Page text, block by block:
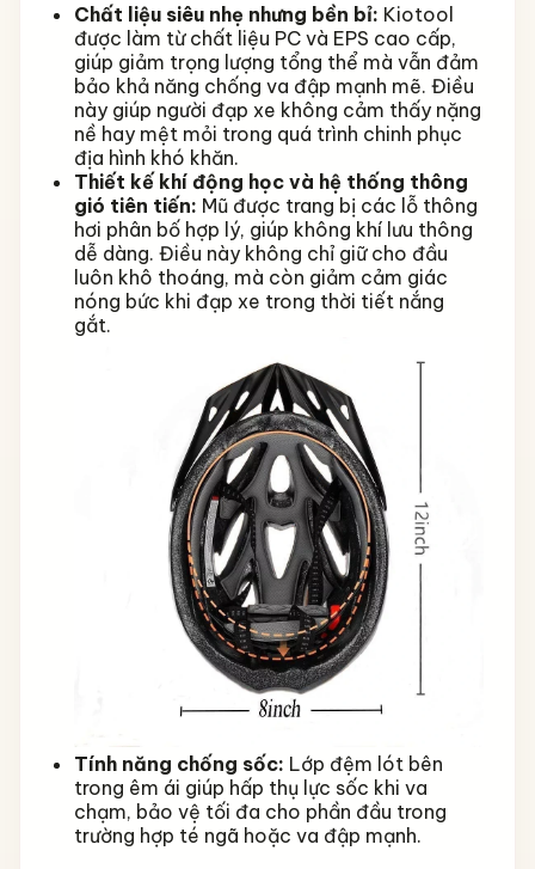
Chất liệu siêu nhẹ nhưng bền bỉ: Kiotool
được làm từ chất liệu PC và EPS cao cấp,
giúp giảm trọng lượng tổng thể mà vẫn đảm
bảo khả năng chống va đập mạnh mẽ. Điều
này giúp người đạp xe không cảm thấy nặng
nề hay mệt mỏi trong quá trình chinh phục
địa hình khó khăn.
Thiết kế khí động học và hệ thống thông
gió tiên tiến: Mũ được trang bị các lỗ thông
hơi phân bố hợp lý, giúp không khí lưu thông
dễ dàng. Điều này không chỉ giữ cho đầu
luôn khô thoáng, mà còn giảm cảm giác
nóng bức khi đạp xe trong thời tiết nắng
gắt.
Tính năng chống sốc: Lớp đệm lót bên
trong êm ái giúp hấp thụ lực sốc khi va
chạm, bảo vệ tối đa cho phần đầu trong
trường hợp té ngã hoặc va đập mạnh.